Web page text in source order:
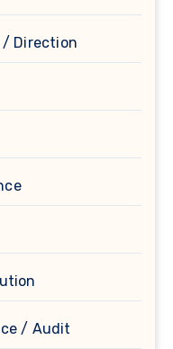
Direction
/ Audit